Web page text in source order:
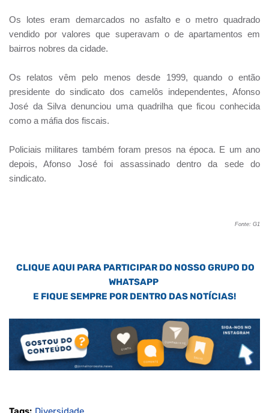
Os lotes eram demarcados no asfalto e o metro quadrado
vendido por valores que superavam o de apartamentos em
bairros nobres da cidade.
Os relatos vêm pelo menos desde 1999, quando o então
presidente do sindicato dos camelôs independentes, Afonso
José da Silva denunciou uma quadrilha que ficou conhecida
como a máfia dos fiscais.
Policiais militares também foram presos na época. E um ano
depois, Afonso José foi assassinado dentro da sede do
sindicato.
Fonte: G1
CLIQUE AQUI PARA PARTICIPAR DO NOSSO GRUPO DO
WHATSAPP
E FIQUE SEMPRE POR DENTRO DAS NOTÍCIAS!